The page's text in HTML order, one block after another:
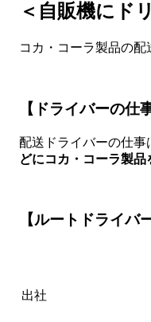
＜自販機にド
コカ・コーラ製品の配
【ドライバーの仕
配送ドライバーの仕事
どにコカ・コーラ製品
【ルートドライバ
出社